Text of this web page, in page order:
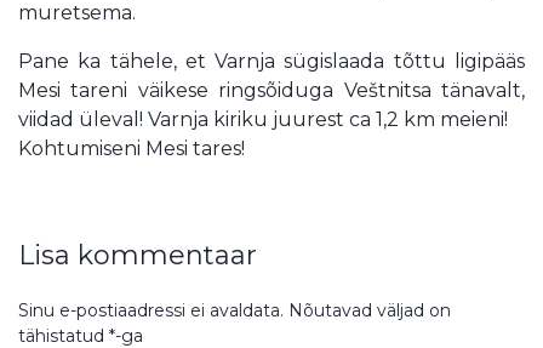
muretsema.
Pane ka tähele, et Varnja sügislaada tõttu ligipääs
Mesi tareni väikese ringsõiduga Veštnitsa tänavalt,
viidad üleval! Varnja kiriku juurest ca 1,2 km meieni!
Kohtumiseni Mesi tares!
Lisa kommentaar
Sinu e-postiaadressi ei avaldata. Nõutavad väljad on
tähistatud *-ga